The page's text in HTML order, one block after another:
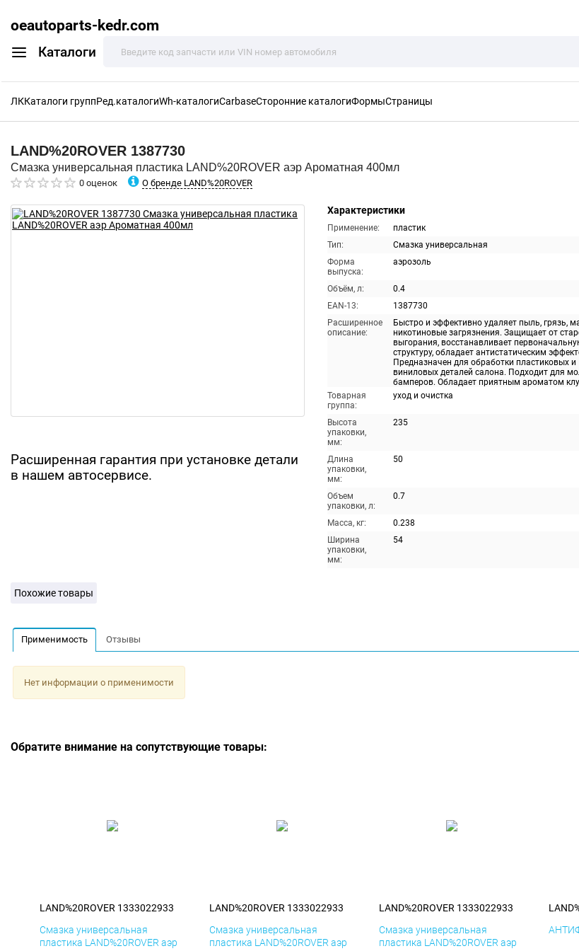
oeautoparts-kedr.com
Каталоги
ЛККаталоги группРед.каталогиWh-каталогиCarbaseСторонние каталогиФормыСтраницы
LAND%20ROVER 1387730
Смазка универсальная пластика LAND%20ROVER аэр Ароматная 400мл
0 оценок О бренде LAND%20ROVER
Расширенная гарантия при установке детали
в нашем автосервисе.
Характеристики
Применение:
пластик
Тип:
Смазка универсальная
Форма
выпуска:
аэрозоль
Объём, л:
0.4
EAN-13:
1387730
Расширенное
описание:
Быстро и эффективно удаляет пыль, грязь,
никотиновые загрязнения. Защищает от
выгорания, восстанавливает
структуру, обладает антистатическим
Предназначен для обработки пластиковых и
виниловых деталей салона. Подходит для
бамперов. Обладает приятным ароматом
Товарная
группа:
уход и очистка
Высота
упаковки,
мм:
235
Длина
упаковки,
мм:
50
Объем
упаковки, л:
0.7
Масса, кг:
0.238
Ширина
упаковки,
мм:
54
Похожие товары
Применимость Отзывы
Нет информации о применимости
Обратите внимание на сопутствующие товары:
LAND%20ROVER 1333022933
Смазка универсальная
пластика LAND%20ROVER аэр
LAND%20ROVER 1333022933
Смазка универсальная
пластика LAND%20ROVER аэр
LAND%20ROVER 1333022933
Смазка универсальная
пластика LAND%20ROVER аэр